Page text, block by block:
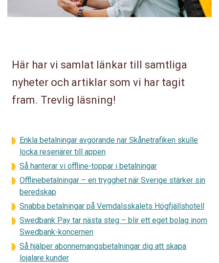
Här har vi samlat länkar till samtliga
nyheter och artiklar som vi har tagit
fram. Trevlig läsning!
Enkla betalningar avgörande när Skånetrafiken skulle
locka resenärer till appen
Så hanterar vi offline-toppar i betalningar
Offlinebetalningar – en trygghet när Sverige stärker sin
beredskap
Snabba betalningar på Vemdalsskalets Högfjällshotell
Swedbank Pay tar nästa steg – blir ett eget bolag inom
Swedbank-koncernen
Så hjälper abonnemangsbetalningar dig att skapa
lojalare kunder